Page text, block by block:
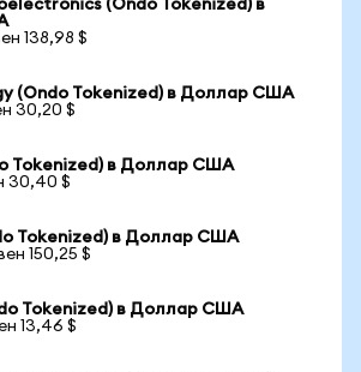
(Ondo Tokenized) в
138,98 $
(Ondo Tokenized) в Доллар США
30,20 $
Tokenized) в Доллар США
30,40 $
Tokenized) в Доллар США
150,25 $
Tokenized) в Доллар США
13,46 $